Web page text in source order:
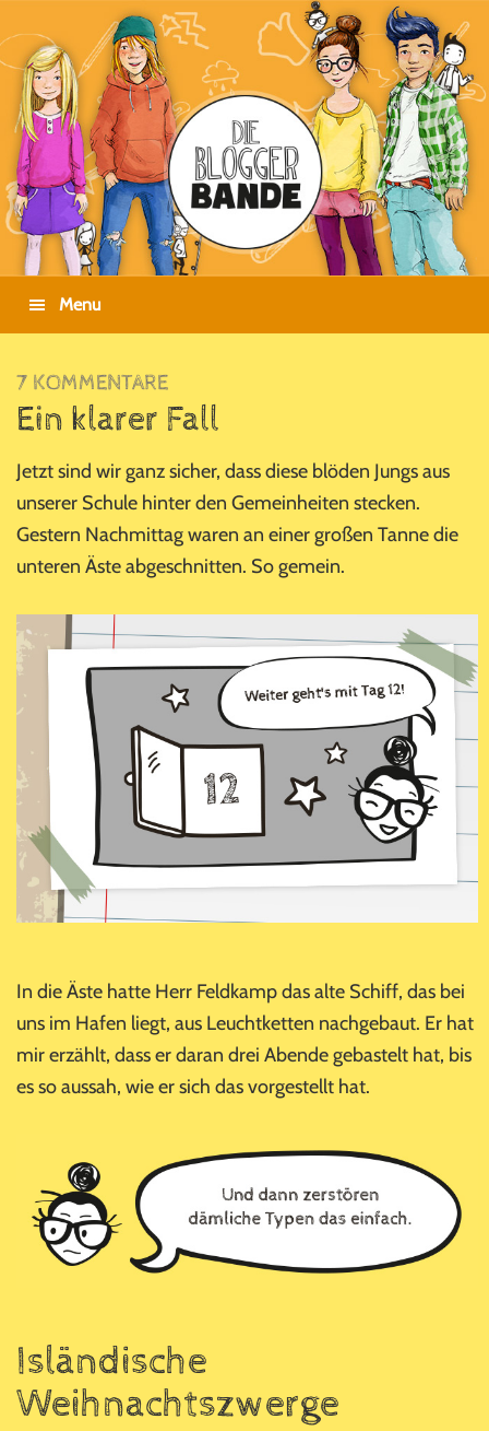
Hauptnavigation
springen
Inhalt
springen
Seitenspalte
springen
Fußzeile
springen
Menu
7 KOMMENTARE
Ein klarer Fall
Jetzt sind wir ganz sicher, dass diese blöden Jungs aus
unserer Schule hinter den Gemeinheiten stecken.
Gestern Nachmittag waren an einer großen Tanne die
unteren Äste abgeschnitten. So gemein.
In die Äste hatte Herr Feldkamp das alte Schiff, das bei
uns im Hafen liegt, aus Leuchtketten nachgebaut. Er hat
mir erzählt, dass er daran drei Abende gebastelt hat, bis
es so aussah, wie er sich das vorgestellt hat.
Isländische
Weihnachtszwerge